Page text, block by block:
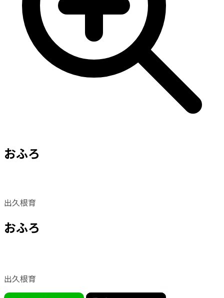
おふろ
出久根育
おふろ
出久根育